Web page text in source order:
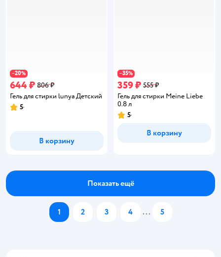
−20%
644 ₽ 806 ₽
Гель для стирки lunya Детский
Рейтинг:
5
В корзину
−35%
359 ₽ 555 ₽
Гель для стирки Meine Liebe
0.8 л
Рейтинг:
5
В корзину
Показать ещё
1 2 3 4 ... 5